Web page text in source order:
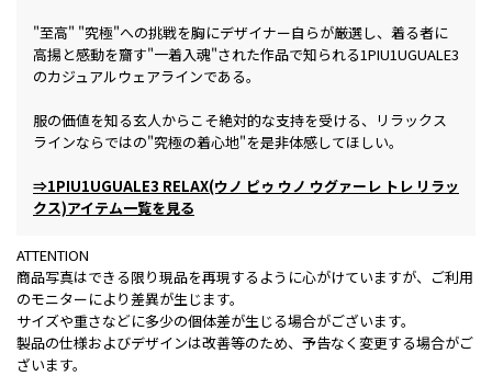
"至高" "究極"への挑戦を胸にデザイナー自らが厳選し、着る者に
高揚と感動を齎す"一着入魂"された作品で知られる1PIU1UGUALE3
のカジュアルウェアラインである。
服の価値を知る玄人からこそ絶対的な支持を受ける、リラックス
ラインならではの"究極の着心地"を是非体感してほしい。
⇒1PIU1UGUALE3 RELAX(ウノ ピゥ ウノ ウグァーレ トレ リラッ
クス)アイテム一覧を見る
ATTENTION
商品写真はできる限り現品を再現するように心がけていますが、ご利用
のモニターにより差異が生じます。
サイズや重さなどに多少の個体差が生じる場合がございます。
製品の仕様およびデザインは改善等のため、予告なく変更する場合がご
ざいます。